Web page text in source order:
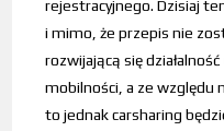
rejestracyjnego. Dzisiaj
i mimo, że przepis nie
rozwijającą się
mobilności, a ze względu
to jednak carsharing